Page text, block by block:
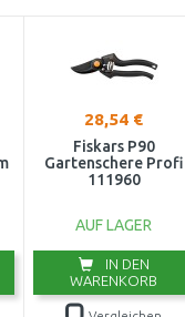
28,54 €
Fiskars P90
Gartenschere Profi
111960
AUF LAGER
IN DEN
WARENKORB